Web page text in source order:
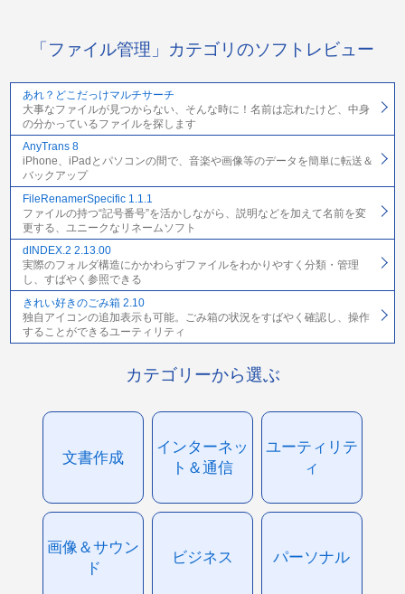
「ファイル管理」カテゴリのソフトレビュー
あれ？どこだっけマルチサーチ
大事なファイルが見つからない、そんな時に！名前は忘れたけど、中身
の分かっているファイルを探します
AnyTrans 8
iPhone、iPadとパソコンの間で、音楽や画像等のデータを簡単に転送＆
バックアップ
FileRenamerSpecific 1.1.1
ファイルの持つ“記号番号”を活かしながら、説明などを加えて名前を変
更する、ユニークなリネームソフト
dINDEX.2 2.13.00
実際のフォルダ構造にかかわらずファイルをわかりやすく分類・管理
し、すばやく参照できる
きれい好きのごみ箱 2.10
独自アイコンの追加表示も可能。ごみ箱の状況をすばやく確認し、操作
することができるユーティリティ
カテゴリーから選ぶ
文書作成
インターネッ
ト＆通信
ユーティリテ
ィ
画像＆サウン
ド
ビジネス パーソナル